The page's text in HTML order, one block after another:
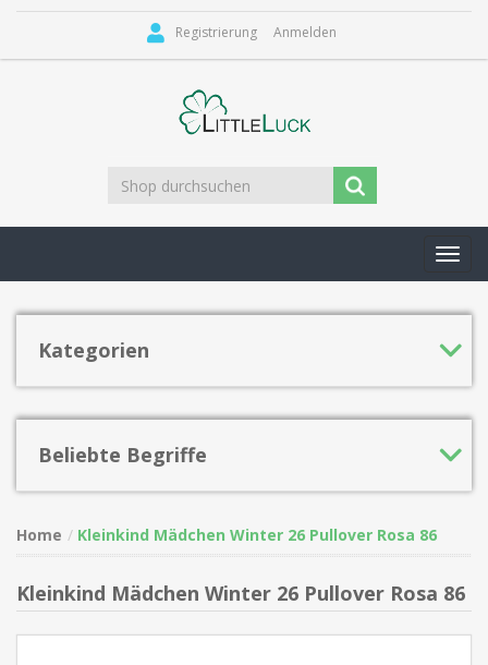
Registrierung Anmelden
Kategorien
Beliebte Begriffe
Home Kleinkind Mädchen Winter 26 Pullover Rosa 86
Kleinkind Mädchen Winter 26 Pullover Rosa 86